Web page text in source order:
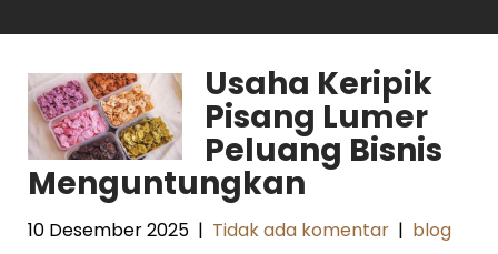
Usaha Keripik
Pisang Lumer
Peluang Bisnis
Menguntungkan
10 Desember 2025 | Tidak ada komentar | blog